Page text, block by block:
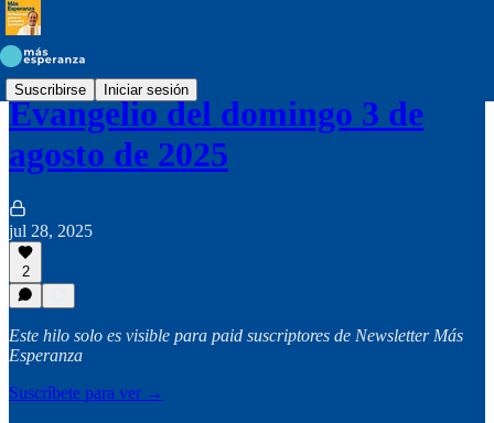
Suscribirse Iniciar sesión
Evangelio del domingo 3 de
agosto de 2025
jul 28, 2025
2
Este hilo solo es visible para paid suscriptores de Newsletter Más
Esperanza
Suscríbete para ver →